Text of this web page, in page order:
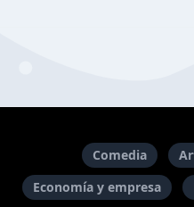
Comedia
Economía y empresa